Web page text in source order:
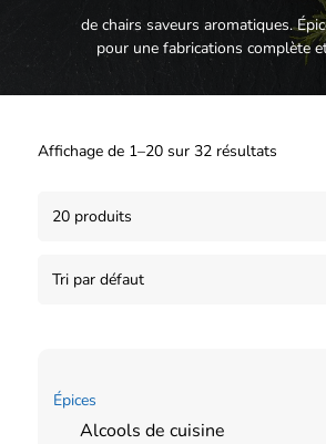
de chairs saveurs aromatiques.
pour une fabrications complète
Affichage de 1–20 sur 32 résultats
Épices
Alcools de cuisine